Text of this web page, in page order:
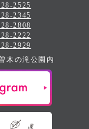
2525
2345
2808
2222
2929
木の滝公園内